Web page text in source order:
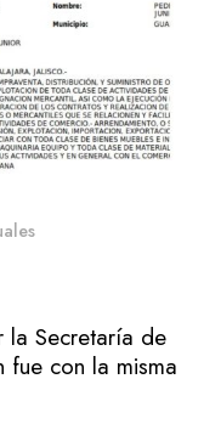
la Secretaría de
fue con la misma